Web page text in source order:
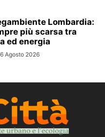
Lombardia:
più scarsa tra
ed energia
6 Agosto 2026